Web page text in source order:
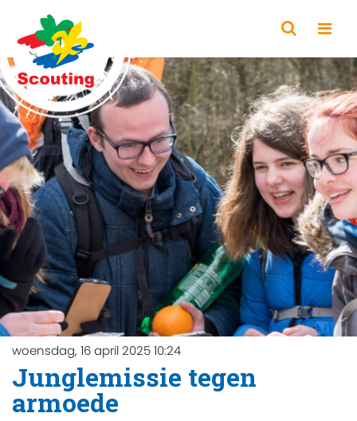
woensdag, 16 april 2025 10:24
Junglemissie tegen
armoede